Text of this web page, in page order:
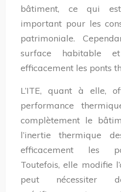
bâtiment, ce qui est
important pour les
patrimoniale.
surface habitable
efficacement les ponts
L’ITE, quant à elle,
performance
complètement le
l’inertie thermique
efficacement les
Toutefois, elle modifie
peut nécessiter